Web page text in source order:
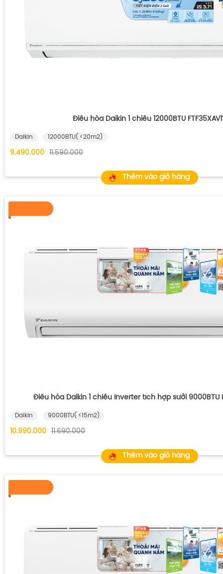
Điều hòa Daikin 1 chiều 12000BTU
Daikin 12000BTU( <20m2)
9.490.000 11.590.000
Thêm vào giỏ hàng
Điều hòa Daikin 1 chiều Inverter tích hợp sưởi 9000BTU
Daikin 9000BTU( <15m2)
10.990.000 11.690.000
Thêm vào giỏ hàng